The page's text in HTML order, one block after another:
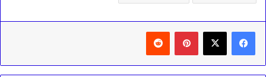
بينتيريست